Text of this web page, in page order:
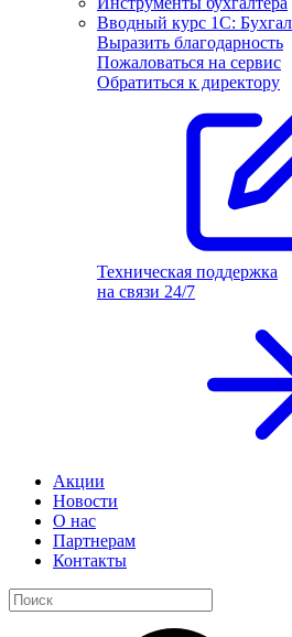
Вводный курс 1С:
Выразить благодарность
Пожаловаться на сервис
Обратиться к директору
Техническая поддержка
на связи 24/7
Акции
Новости
О нас
Партнерам
Контакты